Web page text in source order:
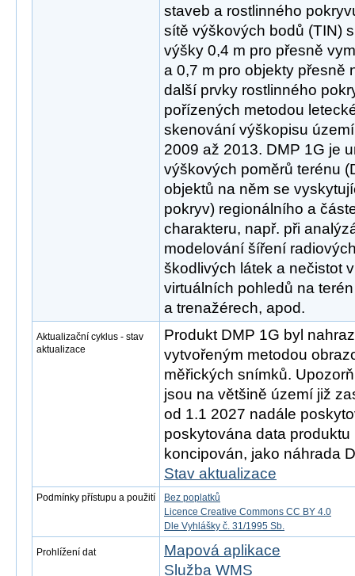
staveb a rostlinného
sítě výškových bodů (TIN)
výšky 0,4 m pro přesně
a 0,7 m pro objekty přesně
další prvky rostlinného
pořízených metodou
skenování výškopisu
2009 až 2013. DMP 1G je
výškových poměrů terénu
objektů na něm se
pokryv) regionálního a
charakteru, např. při
modelování šíření
škodlivých látek a nečistot
virtuálních pohledů na
a trenažérech, apod.
Aktualizační cyklus - stav
aktualizace
Produkt DMP 1G byl
vytvořeným metodou
měřických snímků.
jsou na většině území již
od 1.1 2027 nadále
poskytována data produktu
koncipován, jako náhrada
Stav aktualizace
Podmínky přístupu a použití
Bez poplatků
Licence Creative Commons CC BY 4.0
Dle Vyhlášky č. 31/1995 Sb.
Prohlížení dat
Mapová aplikace
Služba WMS